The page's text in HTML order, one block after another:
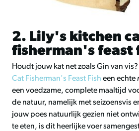
2. Lily's kitchen
fisherman's feast
Houdt jouw kat net zoals Gin van vis?
Cat Fisherman's Feast Fish een echte
een voedzame, complete maaltijd
de natuur, namelijk met seizoensvis
jouw poes natuurlijk gezien niet
te eten, is dit heerlijke voer